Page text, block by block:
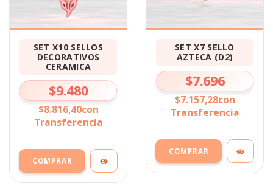
SET X10 SELLOS
DECORATIVOS
CERAMICA
$9.480
$8.816,40con
Transferencia
SET X7 SELLO
AZTECA (D2)
$7.696
$7.157,28con
Transferencia